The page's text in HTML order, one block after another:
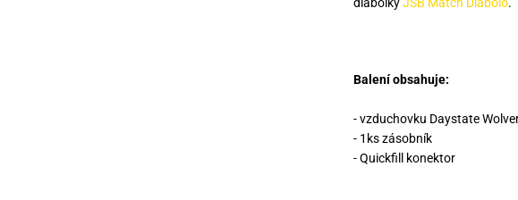
Balení obsahuje:
- vzduchovku Daystate
- 1ks zásobník
- Quickfill konektor